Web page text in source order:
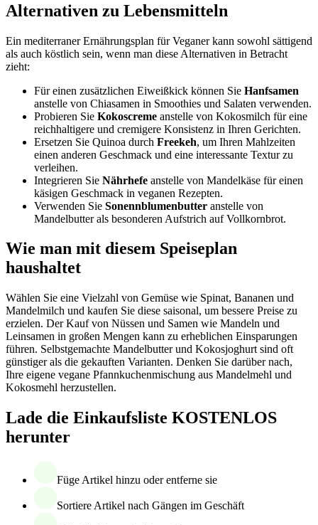
Alternativen zu Lebensmitteln
Ein mediterraner Ernährungsplan für Veganer kann sowohl sättigend
als auch köstlich sein, wenn man diese Alternativen in Betracht
zieht:
Für einen zusätzlichen Eiweißkick können Sie Hanfsamen
anstelle von Chiasamen in Smoothies und Salaten verwenden.
Probieren Sie Kokoscreme anstelle von Kokosmilch für eine
reichhaltigere und cremigere Konsistenz in Ihren Gerichten.
Ersetzen Sie Quinoa durch Freekeh, um Ihren Mahlzeiten
einen anderen Geschmack und eine interessante Textur zu
verleihen.
Integrieren Sie Nährhefe anstelle von Mandelkäse für einen
käsigen Geschmack in veganen Rezepten.
Verwenden Sie Sonennblumenbutter anstelle von
Mandelbutter als besonderen Aufstrich auf Vollkornbrot.
Wie man mit diesem Speiseplan
haushaltet
Wählen Sie eine Vielzahl von Gemüse wie Spinat, Bananen und
Mandelmilch und kaufen Sie diese saisonal, um bessere Preise zu
erzielen. Der Kauf von Nüssen und Samen wie Mandeln und
Leinsamen in großen Mengen kann zu erheblichen Einsparungen
führen. Selbstgemachte Mandelbutter und Kokosjoghurt sind oft
günstiger als die gekauften Varianten. Denken Sie darüber nach,
Ihre eigene vegane Pfannkuchenmischung aus Mandelmehl und
Kokosmehl herzustellen.
Lade die Einkaufsliste KOSTENLOS
herunter
Füge Artikel hinzu oder entferne sie
Sortiere Artikel nach Gängen im Geschäft